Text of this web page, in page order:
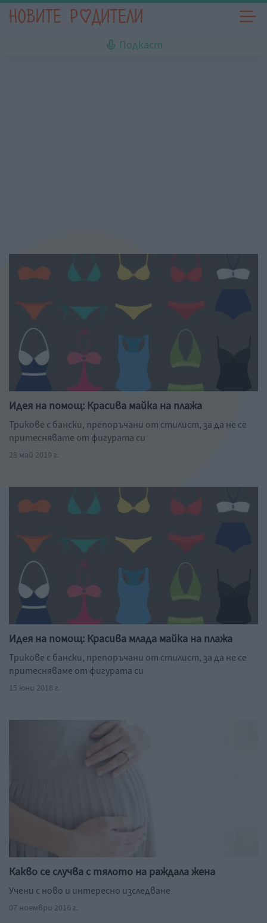
Подкаст
Идея на помощ: Красива майка на плажа
Трикове с бански, препоръчани от стилист, за да не се
притеснявате от фигурата си
28 май 2019 г.
Идея на помощ: Красива млада майка на плажа
Трикове с бански, препоръчани от стилист, за да не се
притесняваме от фигурата си
15 юни 2018 г.
Какво се случва с тялото на раждала жена
Учени с ново и интересно изследване
07 ноември 2016 г.